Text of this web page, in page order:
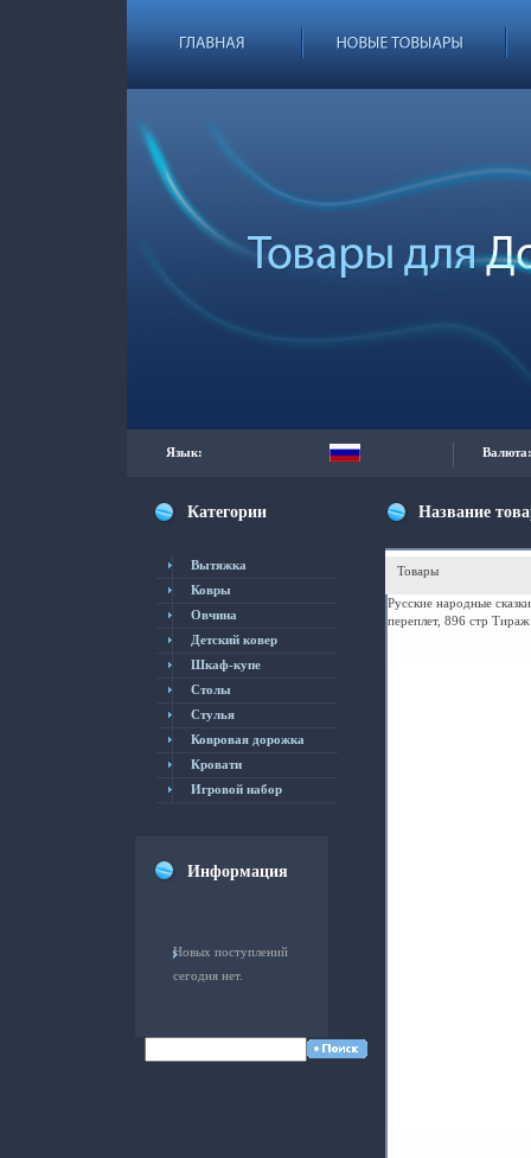
Язык: Валюта:
Категории
Вытяжка
Ковры
Овчина
Детский ковер
Шкаф-купе
Столы
Cтулья
Ковровая дорожка
Кровати
Игровой набор
Информация
Новых поступлений
сегодня нет.
Название
Товары
Русские народные
переплет, 896 стр